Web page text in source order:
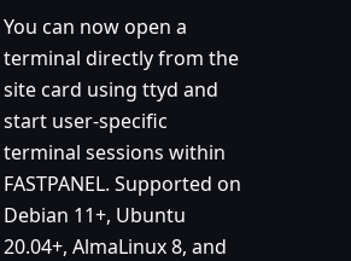
You can now open a
terminal directly from the
site card using ttyd and
start user-specific
terminal sessions within
FASTPANEL. Supported on
Debian 11+, Ubuntu
20.04+, AlmaLinux 8, and